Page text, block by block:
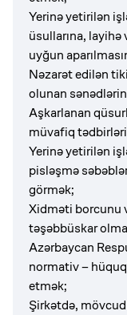
Yerinə yetirilən
üsullarına,
uyğun
Nəzarət edilən
olunan
Aşkarlanan
müvafiq
Yerinə yetirilən
pisləşmə
görmək;
Xidməti borcunu
təşəbbüskar
Azərbaycan
normativ –
etmək;
Şirkətdə,